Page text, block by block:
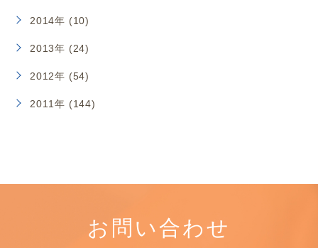
2014年 (10)
2013年 (24)
2012年 (54)
2011年 (144)
お問い合わせ